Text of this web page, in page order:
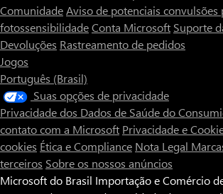
ComunidadeAviso de potenciais convulsões
fotossensibilidadeConta Microsoft Suporte
Devoluções Rastreamento de pedidos
Jogos
Português (Brasil)
Suas opções de privacidade
Privacidade dos Dados de Saúde do
contato com a Microsoft Privacidade e
cookies Ética e Compliance Nota Legal
terceiros Sobre os nossos anúncios
Microsoft do Brasil Importação e Comércio